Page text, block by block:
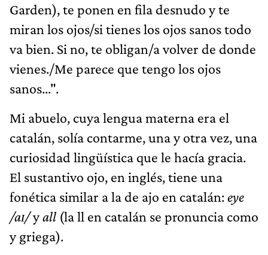
Garden), te ponen en fila desnudo y te
miran los ojos/si tienes los ojos sanos todo
va bien. Si no, te obligan/a volver de donde
vienes./Me parece que tengo los ojos
sanos...".
Mi abuelo, cuya lengua materna era el
catalán, solía contarme, una y otra vez, una
curiosidad lingüística que le hacía gracia.
El sustantivo ojo, en inglés, tiene una
fonética similar a la de ajo en catalán:eye
/aɪ/yall (la ll en catalán se pronuncia como
y griega).